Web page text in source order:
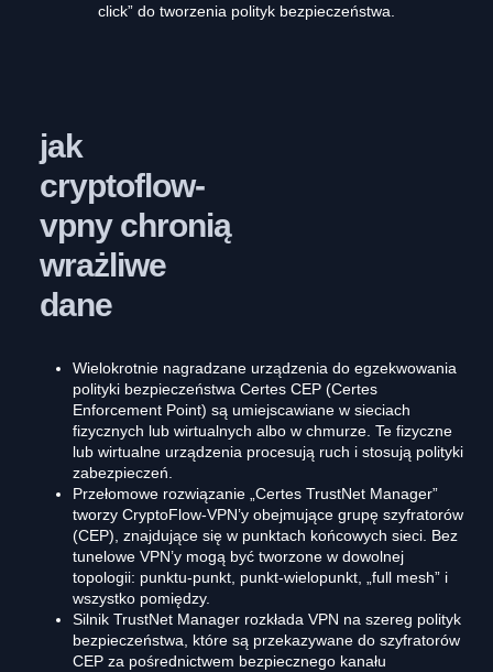
click” do tworzenia polityk bezpieczeństwa.
jak
cryptoflow-
vpny chronią
wrażliwe
dane
Wielokrotnie nagradzane urządzenia do egzekwowania
polityki bezpieczeństwa Certes CEP (Certes
Enforcement Point) są umiejscawiane w sieciach
fizycznych lub wirtualnych albo w chmurze. Te fizyczne
lub wirtualne urządzenia procesują ruch i stosują polityki
zabezpieczeń.
Przełomowe rozwiązanie „Certes TrustNet Manager”
tworzy CryptoFlow-VPN’y obejmujące grupę szyfratorów
(CEP), znajdujące się w punktach końcowych sieci. Bez
tunelowe VPN’y mogą być tworzone w dowolnej
topologii: punktu-punkt, punkt-wielopunkt, „full mesh” i
wszystko pomiędzy.
Silnik TrustNet Manager rozkłada VPN na szereg polityk
bezpieczeństwa, które są przekazywane do szyfratorów
CEP za pośrednictwem bezpiecznego kanału